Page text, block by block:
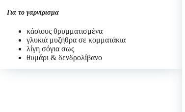
Για το γαρνίρισμα
κάσιους θρυμματισμένα
γλυκιά μυζήθρα σε κομματάκια
λίγη σόγια σως
θυμάρι & δενδρολίβανο